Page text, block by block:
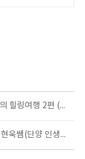
충북 청주 대통령 별장 청남대에서의 힐링여행 2편 (청주 가볼만한 곳,대통령 별장,대통령 길)
단양 2편! 단양 당일치기 여행중인 현욱쌤(단양 인생샷 장소부터 먹방까지!)